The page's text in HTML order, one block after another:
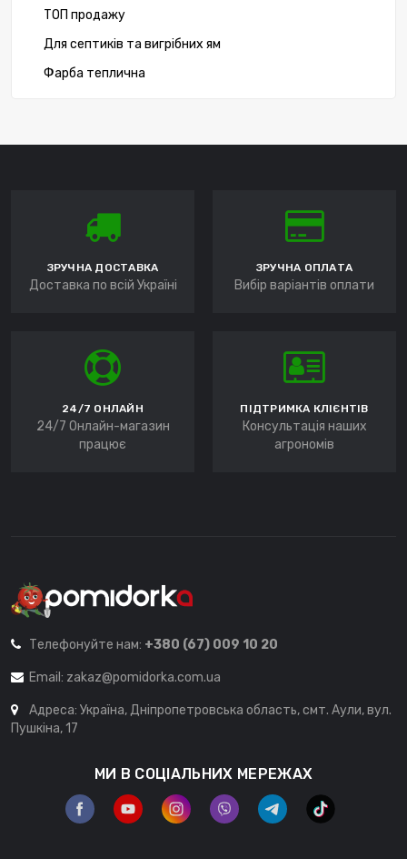
ТОП продажу
Для септиків та вигрібних ям
Фарба теплична
ЗРУЧНА ДОСТАВКА
Доставка по всій Україні
ЗРУЧНА ОПЛАТА
Вибір варіантів оплати
24/7 ОНЛАЙН
24/7 Онлайн-магазин
працює
ПІДТРИМКА КЛІЄНТІВ
Консультація наших
агрономів
Телефонуйте нам: +380 (67) 009 10 20
Email: zakaz@pomidorka.com.ua
Адреса: Україна, Дніпропетровська область, смт. Аули, вул.
Пушкіна, 17
МИ В СОЦІАЛЬНИХ МЕРЕЖАХ